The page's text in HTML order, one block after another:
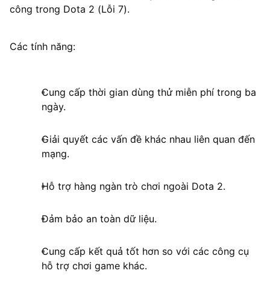
công trong Dota 2 (Lỗi 7).
Các tính năng:
Cung cấp thời gian dùng thử miễn phí trong ba
ngày.
Giải quyết các vấn đề khác nhau liên quan đến
mạng.
Hỗ trợ hàng ngàn trò chơi ngoài Dota 2.
Đảm bảo an toàn dữ liệu.
Cung cấp kết quả tốt hơn so với các công cụ
hỗ trợ chơi game khác.